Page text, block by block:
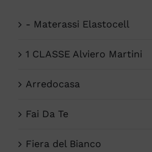
- Materassi Elastocell
1 CLASSE Alviero Martini
Arredocasa
Fai Da Te
Fiera del Bianco